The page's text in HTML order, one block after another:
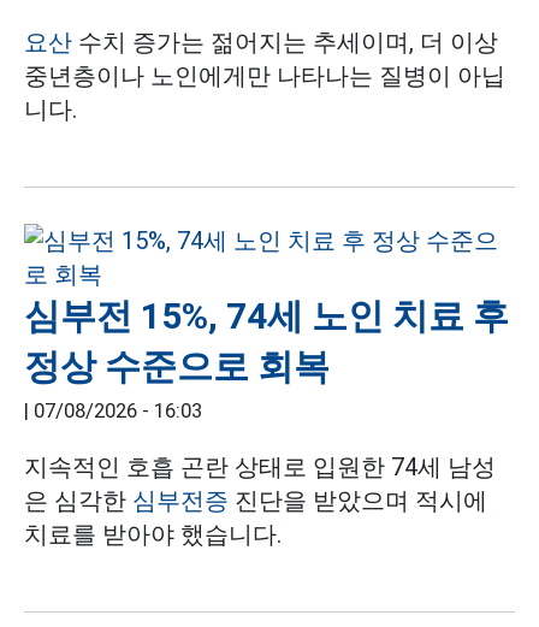
요산 수치 증가는 젊어지는 추세이며, 더 이상
중년층이나 노인에게만 나타나는 질병이 아닙
니다.
심부전 15%, 74세 노인 치료 후
정상 수준으로 회복
| 07/08/2026 - 16:03
지속적인 호흡 곤란 상태로 입원한 74세 남성
은 심각한 심부전증 진단을 받았으며 적시에
치료를 받아야 했습니다.